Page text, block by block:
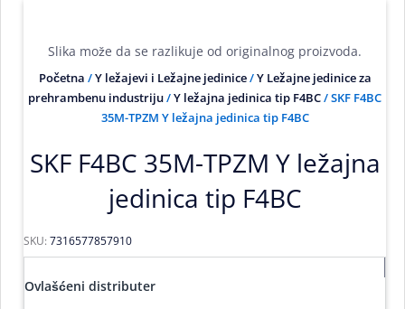
Slika može da se razlikuje od originalnog proizvoda.
Početna /Y ležajevi i Ležajne jedinice/Y Ležajne jedinice za
prehrambenu industriju/Y ležajna jedinica tip F4BC/ SKF F4BC
35M-TPZM Y ležajna jedinica tip F4BC
SKF F4BC 35M-TPZM Y ležajna
jedinica tip F4BC
SKU: 7316577857910
Ovlašćeni distributer